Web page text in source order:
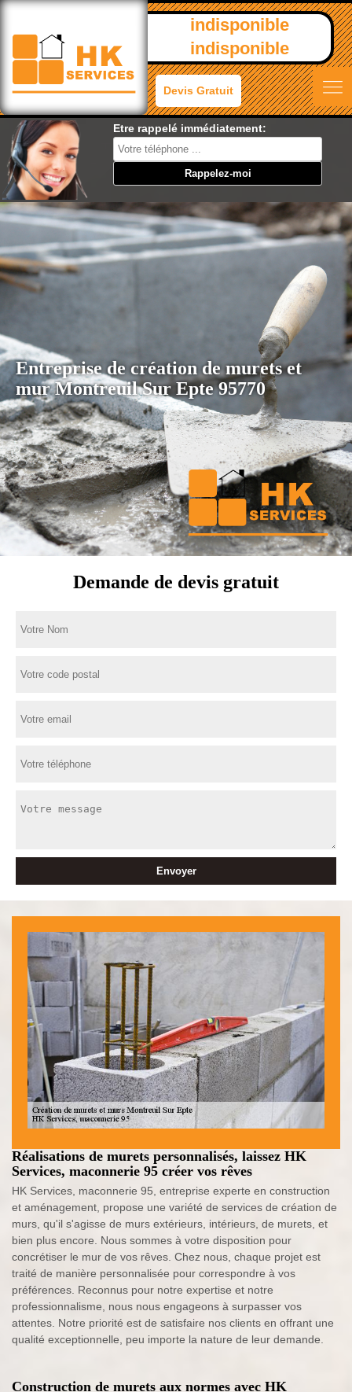
indisponible
indisponible
Devis Gratuit
Etre rappelé immédiatement:
Entreprise de création de murets et
mur Montreuil Sur Epte 95770
Demande de devis gratuit
Réalisations de murets personnalisés, laissez HK
Services, maconnerie 95 créer vos rêves
HK Services, maconnerie 95, entreprise experte en construction
et aménagement, propose une variété de services de création de
murs, qu'il s'agisse de murs extérieurs, intérieurs, de murets, et
bien plus encore. Nous sommes à votre disposition pour
concrétiser le mur de vos rêves. Chez nous, chaque projet est
traité de manière personnalisée pour correspondre à vos
préférences. Reconnus pour notre expertise et notre
professionnalisme, nous nous engageons à surpasser vos
attentes. Notre priorité est de satisfaire nos clients en offrant une
qualité exceptionnelle, peu importe la nature de leur demande.
Construction de murets aux normes avec HK